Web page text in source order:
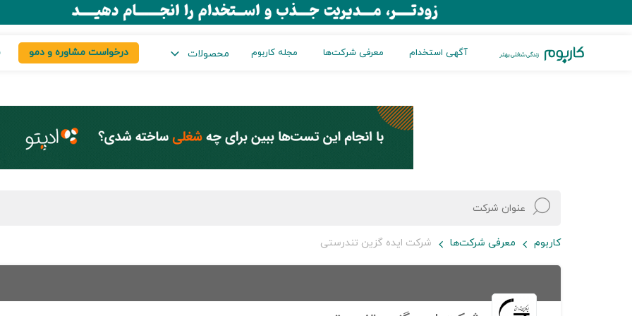
آگهی استخدام معرفی شرکت‌ها مجله کاربوم محصولات درخواست مشاوره و دمو
کاربوم معرفی شرکت‌ها شرکت ایده گزین تندرستی